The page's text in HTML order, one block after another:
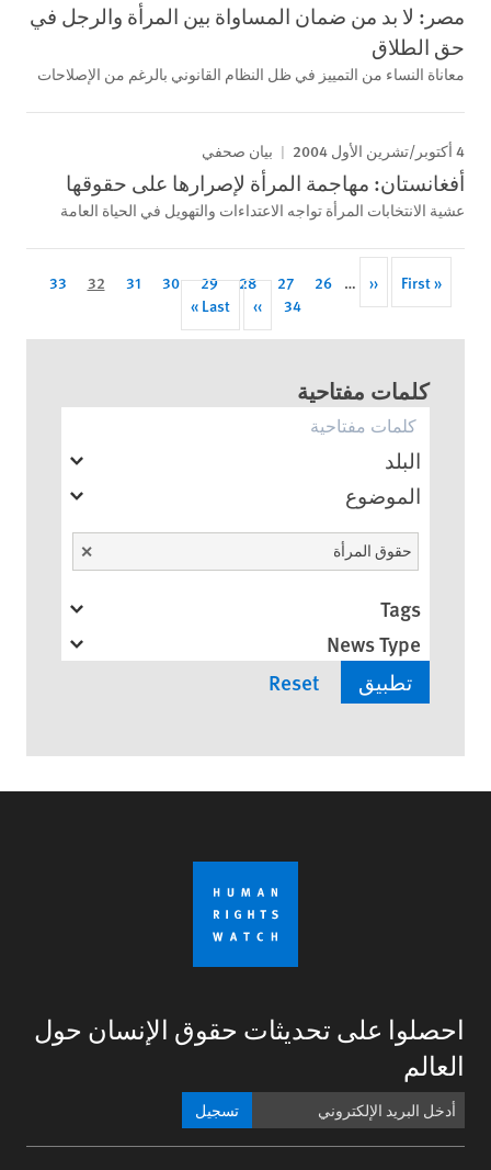
مصر: لا بد من ضمان المساواة بين المرأة والرجل في
حق الطلاق
معاناة النساء من التمييز في ظل النظام القانوني بالرغم من الإصلاحات
4 أكتوبر/تشرين الأول 2004 بيان صحفي
أفغانستان: مهاجمة المرأة لإصرارها على حقوقها
عشية الانتخابات المرأة تواجه الاعتداءات والتهويل في الحياة العامة
Pagination
First
page
« First
Previous
page
‹‹
…
Page
26
Page
27
Page
28
Page
29
Page
30
Page
31
Current
32
Page
33
Page
34
Next
page
››
Last
page
Last »
كلمات مفتاحية
البلد
الموضوع
حقوق المرأةUnselect
Tags
News Type
احصلوا على تحديثات حقوق الإنسان حول
العالم
تسجيل